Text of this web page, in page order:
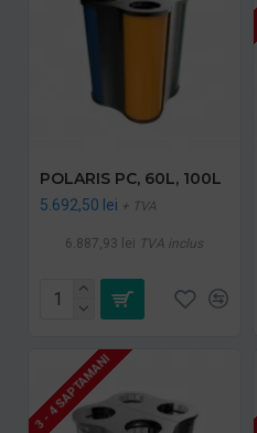
POLARIS PC, 60L, 100L
5.692,50 lei + TVA
6.887,93 lei TVA inclus
3 - 4 SAPTAMANI